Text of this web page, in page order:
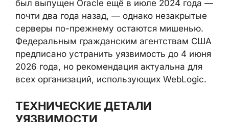
незакрытые серверы по-прежнему
остаются мишенью. Федеральным
гражданским агентствам США предписано
устранить уязвимость до 4 июня 2026 года,
но рекомендация актуальна для всех
организаций, использующих WebLogic.
УЯЗВИМОСТИ